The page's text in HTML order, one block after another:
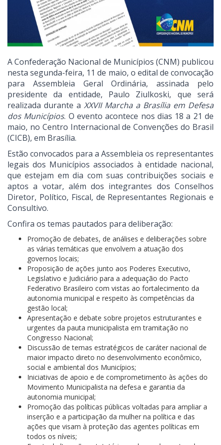
A Confederação Nacional de Municípios (CNM) publicou
nesta segunda-feira, 11 de maio, o edital de convocação
para Assembleia Geral Ordinária, assinada pelo
presidente da entidade, Paulo Ziulkoski, que será
realizada durante a XXVII Marcha a Brasília em Defesa
dos Municípios. O evento acontece nos dias 18 a 21 de
maio, no Centro Internacional de Convenções do Brasil
(CICB), em Brasília.
Estão convocados para a Assembleia os representantes
legais dos Municípios associados à entidade nacional,
que estejam em dia com suas contribuições sociais e
aptos a votar, além dos integrantes dos Conselhos
Diretor, Político, Fiscal, de Representantes Regionais e
Consultivo.
Confira os temas pautados para deliberação:
Promoção de debates, de análises e deliberações sobre
as várias temáticas que envolvem a atuação dos
governos locais;
Proposição de ações junto aos Poderes Executivo,
Legislativo e Judiciário para a adequação do Pacto
Federativo Brasileiro com vistas ao fortalecimento da
autonomia municipal e respeito às competências da
gestão local;
Apresentação e debate sobre projetos estruturantes e
urgentes da pauta municipalista em tramitação no
Congresso Nacional;
Discussão de temas estratégicos de caráter nacional de
maior impacto direto no desenvolvimento econômico,
social e ambiental dos Municípios;
Iniciativas de apoio e de comprometimento às ações do
Movimento Municipalista na defesa e garantia da
autonomia municipal;
Promoção das políticas públicas voltadas para ampliar a
inserção e a participação da mulher na política e das
ações que visam à proteção das agentes políticas em
todos os níveis;